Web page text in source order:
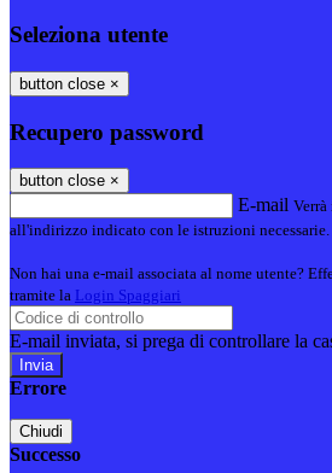
Seleziona utente
button close ×
Recupero password
button close ×
E-mail
all'indirizzo indicato con le istruzioni necessarie.
Non hai una e-mail associata al nome utente?
tramite la Login Spaggiari
E-mail inviata, si prega di controllare la
Errore
Chiudi
Successo